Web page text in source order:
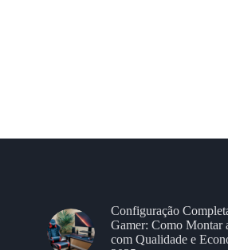
Configuração
Gamer: Como Montar
com Qualidade e